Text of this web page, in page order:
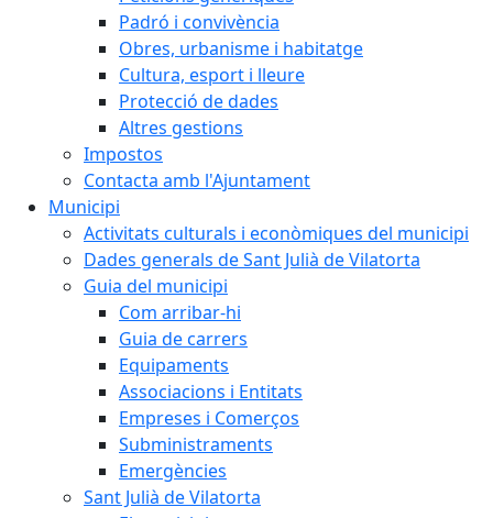
Padró i convivència
Obres, urbanisme i habitatge
Cultura, esport i lleure
Protecció de dades
Altres gestions
Impostos
Contacta amb l'Ajuntament
Municipi
Activitats culturals i econòmiques del municipi
Dades generals de Sant Julià de Vilatorta
Guia del municipi
Com arribar-hi
Guia de carrers
Equipaments
Associacions i Entitats
Empreses i Comerços
Subministraments
Emergències
Sant Julià de Vilatorta